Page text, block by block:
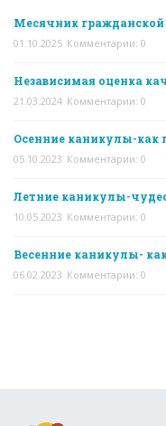
Месячник
01.10.2025 Комментарии: 0
Независимая оценка
21.03.2024 Комментарии: 0
Осенние каникулы-как
05.10.2023 Комментарии: 0
Летние каникулы-
10.05.2023 Комментарии: 0
Весенние каникулы-
06.02.2023 Комментарии: 0